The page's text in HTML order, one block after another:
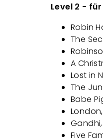
Level 2 -
Robin
The
A
Lost in
The
Babe
Five